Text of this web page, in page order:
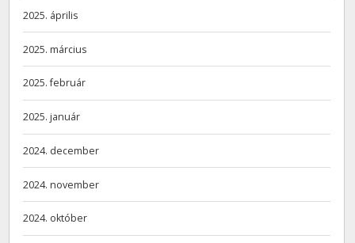
2025. április
2025. március
2025. február
2025. január
2024. december
2024. november
2024. október